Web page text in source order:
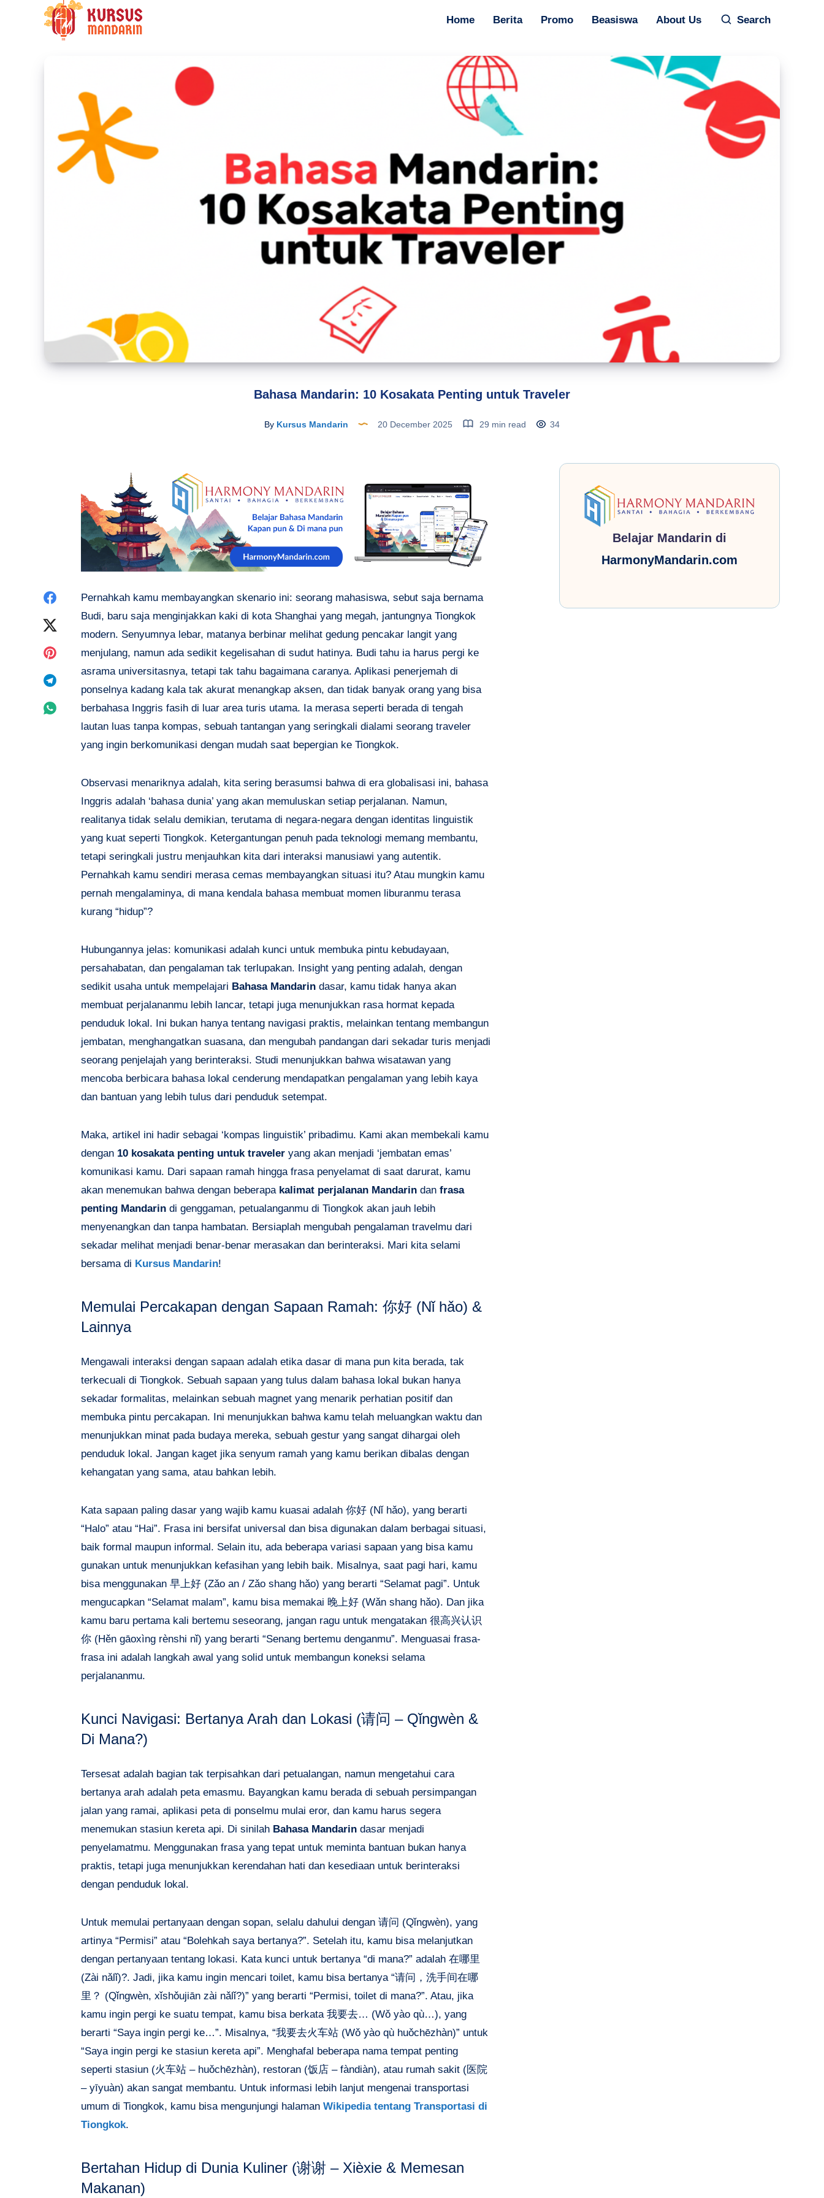
Home Berita Promo Beasiswa About Us Search
Bahasa Mandarin: 10 Kosakata Penting untuk Traveler
By Kursus Mandarin 20 December 2025 29 min read 34
Share
Facebook
Twitter
Share
Pinterest
Telegram
Share
Pernahkah kamu membayangkan skenario ini: seorang mahasiswa, sebut saja bernama
Budi, baru saja menginjakkan kaki di kota Shanghai yang megah, jantungnya Tiongkok
modern. Senyumnya lebar, matanya berbinar melihat gedung pencakar langit yang
menjulang, namun ada sedikit kegelisahan di sudut hatinya. Budi tahu ia harus pergi ke
asrama universitasnya, tetapi tak tahu bagaimana caranya. Aplikasi penerjemah di
ponselnya kadang kala tak akurat menangkap aksen, dan tidak banyak orang yang bisa
berbahasa Inggris fasih di luar area turis utama. Ia merasa seperti berada di tengah
lautan luas tanpa kompas, sebuah tantangan yang seringkali dialami seorang traveler
yang ingin berkomunikasi dengan mudah saat bepergian ke Tiongkok.
Observasi menariknya adalah, kita sering berasumsi bahwa di era globalisasi ini, bahasa
Inggris adalah ‘bahasa dunia’ yang akan memuluskan setiap perjalanan. Namun,
realitanya tidak selalu demikian, terutama di negara-negara dengan identitas linguistik
yang kuat seperti Tiongkok. Ketergantungan penuh pada teknologi memang membantu,
tetapi seringkali justru menjauhkan kita dari interaksi manusiawi yang autentik.
Pernahkah kamu sendiri merasa cemas membayangkan situasi itu? Atau mungkin kamu
pernah mengalaminya, di mana kendala bahasa membuat momen liburanmu terasa
kurang “hidup”?
Hubungannya jelas: komunikasi adalah kunci untuk membuka pintu kebudayaan,
persahabatan, dan pengalaman tak terlupakan. Insight yang penting adalah, dengan
sedikit usaha untuk mempelajari Bahasa Mandarin dasar, kamu tidak hanya akan
membuat perjalananmu lebih lancar, tetapi juga menunjukkan rasa hormat kepada
penduduk lokal. Ini bukan hanya tentang navigasi praktis, melainkan tentang membangun
jembatan, menghangatkan suasana, dan mengubah pandangan dari sekadar turis menjadi
seorang penjelajah yang berinteraksi. Studi menunjukkan bahwa wisatawan yang
mencoba berbicara bahasa lokal cenderung mendapatkan pengalaman yang lebih kaya
dan bantuan yang lebih tulus dari penduduk setempat.
Maka, artikel ini hadir sebagai ‘kompas linguistik’ pribadimu. Kami akan membekali kamu
dengan 10 kosakata penting untuk traveler yang akan menjadi ‘jembatan emas’
komunikasi kamu. Dari sapaan ramah hingga frasa penyelamat di saat darurat, kamu
akan menemukan bahwa dengan beberapa kalimat perjalanan Mandarin dan frasa
penting Mandarin di genggaman, petualanganmu di Tiongkok akan jauh lebih
menyenangkan dan tanpa hambatan. Bersiaplah mengubah pengalaman travelmu dari
sekadar melihat menjadi benar-benar merasakan dan berinteraksi. Mari kita selami
bersama di Kursus Mandarin!
Memulai Percakapan dengan Sapaan Ramah: 你好 (Nǐ hǎo) &
Lainnya
Mengawali interaksi dengan sapaan adalah etika dasar di mana pun kita berada, tak
terkecuali di Tiongkok. Sebuah sapaan yang tulus dalam bahasa lokal bukan hanya
sekadar formalitas, melainkan sebuah magnet yang menarik perhatian positif dan
membuka pintu percakapan. Ini menunjukkan bahwa kamu telah meluangkan waktu dan
menunjukkan minat pada budaya mereka, sebuah gestur yang sangat dihargai oleh
penduduk lokal. Jangan kaget jika senyum ramah yang kamu berikan dibalas dengan
kehangatan yang sama, atau bahkan lebih.
Kata sapaan paling dasar yang wajib kamu kuasai adalah 你好 (Nǐ hǎo), yang berarti
“Halo” atau “Hai”. Frasa ini bersifat universal dan bisa digunakan dalam berbagai situasi,
baik formal maupun informal. Selain itu, ada beberapa variasi sapaan yang bisa kamu
gunakan untuk menunjukkan kefasihan yang lebih baik. Misalnya, saat pagi hari, kamu
bisa menggunakan 早上好 (Zǎo an / Zǎo shang hǎo) yang berarti “Selamat pagi”. Untuk
mengucapkan “Selamat malam”, kamu bisa memakai 晚上好 (Wǎn shang hǎo). Dan jika
kamu baru pertama kali bertemu seseorang, jangan ragu untuk mengatakan 很高兴认识
你 (Hěn gāoxìng rènshi nǐ) yang berarti “Senang bertemu denganmu”. Menguasai frasa-
frasa ini adalah langkah awal yang solid untuk membangun koneksi selama
perjalananmu.
Kunci Navigasi: Bertanya Arah dan Lokasi (请问 – Qǐngwèn &
Di Mana?)
Tersesat adalah bagian tak terpisahkan dari petualangan, namun mengetahui cara
bertanya arah adalah peta emasmu. Bayangkan kamu berada di sebuah persimpangan
jalan yang ramai, aplikasi peta di ponselmu mulai eror, dan kamu harus segera
menemukan stasiun kereta api. Di sinilah Bahasa Mandarin dasar menjadi
penyelamatmu. Menggunakan frasa yang tepat untuk meminta bantuan bukan hanya
praktis, tetapi juga menunjukkan kerendahan hati dan kesediaan untuk berinteraksi
dengan penduduk lokal.
Untuk memulai pertanyaan dengan sopan, selalu dahului dengan 请问 (Qǐngwèn), yang
artinya “Permisi” atau “Bolehkah saya bertanya?”. Setelah itu, kamu bisa melanjutkan
dengan pertanyaan tentang lokasi. Kata kunci untuk bertanya “di mana?” adalah 在哪里
(Zài nǎlǐ)?. Jadi, jika kamu ingin mencari toilet, kamu bisa bertanya “请问，洗手间在哪
里？ (Qǐngwèn, xǐshǒujiān zài nǎlǐ?)” yang berarti “Permisi, toilet di mana?”. Atau, jika
kamu ingin pergi ke suatu tempat, kamu bisa berkata 我要去… (Wǒ yào qù…), yang
berarti “Saya ingin pergi ke…”. Misalnya, “我要去火车站 (Wǒ yào qù huǒchēzhàn)” untuk
“Saya ingin pergi ke stasiun kereta api”. Menghafal beberapa nama tempat penting
seperti stasiun (火车站 – huǒchēzhàn), restoran (饭店 – fàndiàn), atau rumah sakit (医院
– yīyuàn) akan sangat membantu. Untuk informasi lebih lanjut mengenai transportasi
umum di Tiongkok, kamu bisa mengunjungi halaman Wikipedia tentang Transportasi di
Tiongkok.
Bertahan Hidup di Dunia Kuliner (谢谢 – Xièxie & Memesan
Makanan)
Belajar Mandarin di
HarmonyMandarin.com